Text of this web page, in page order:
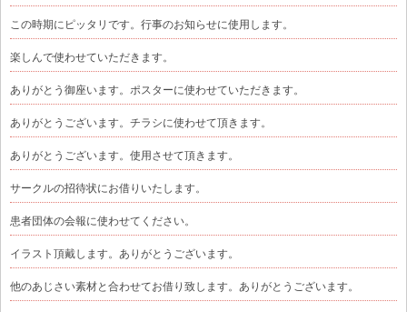
この時期にピッタリです。行事のお知らせに使用します。
楽しんで使わせていただきます。
ありがとう御座います。ポスターに使わせていただきます。
ありがとうございます。チラシに使わせて頂きます。
ありがとうございます。使用させて頂きます。
サークルの招待状にお借りいたします。
患者団体の会報に使わせてください。
イラスト頂戴します。ありがとうございます。
他のあじさい素材と合わせてお借り致します。ありがとうございます。